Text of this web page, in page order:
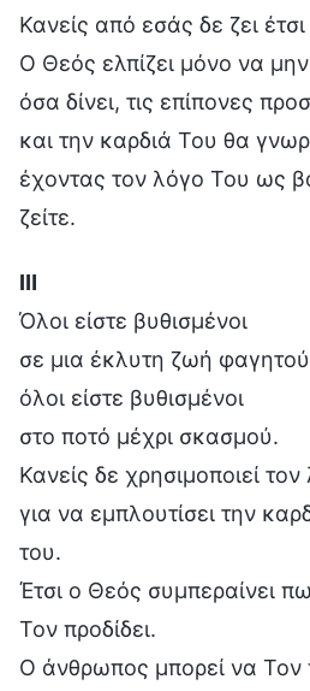
Κανείς από εσάς δε ζει
Ο Θεός ελπίζει μόνο να
όσα δίνει, τις επίπονες
και την καρδιά Του θα
έχοντας τον λόγο Του ως
ζείτε.
Ⅲ
Όλοι είστε βυθισμένοι
σε μια έκλυτη ζωή
όλοι είστε βυθισμένοι
στο ποτό μέχρι σκασμού.
Κανείς δε χρησιμοποιεί
για να εμπλουτίσει την
του.
Έτσι ο Θεός συμπεραίνει
Τον προδίδει.
Ο άνθρωπος μπορεί να Τον